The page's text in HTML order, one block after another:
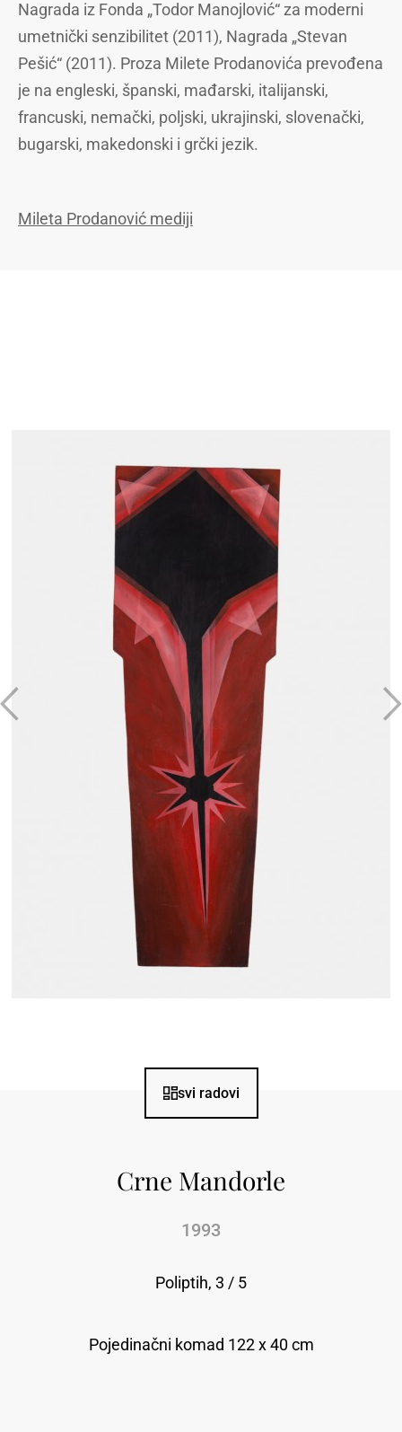
Nagrada iz Fonda „Todor Manojlović“ za moderni
umetnički senzibilitet (2011), Nagrada „Stevan
Pešić“ (2011). Proza Milete Prodanovića prevođena
je na engleski, španski, mađarski, italijanski,
francuski, nemački, poljski, ukrajinski, slovenački,
bugarski, makedonski i grčki jezik.
Mileta Prodanović mediji
svi radovi
Crne Mandorle
1993
Poliptih, 3 / 5
Pojedinačni komad 122 x 40 cm